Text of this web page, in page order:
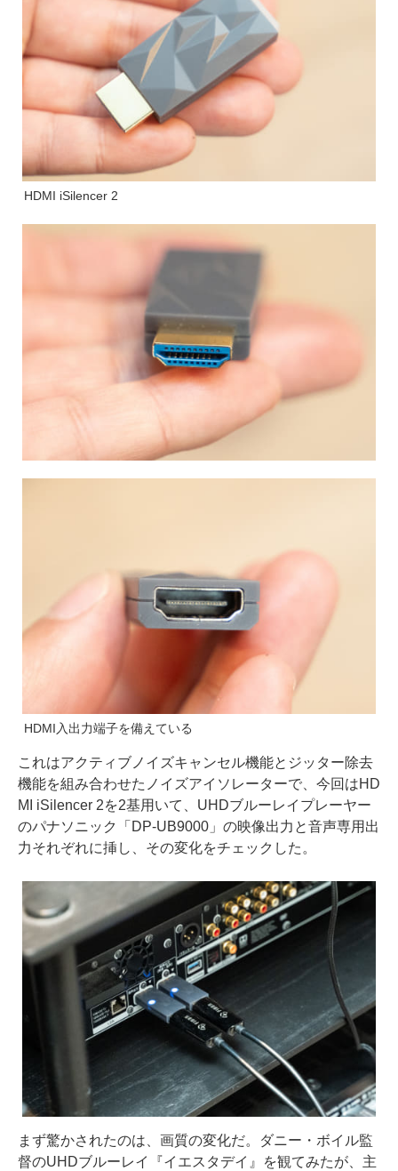
HDMI iSilencer 2
HDMI入出力端子を備えている
これはアクティブノイズキャンセル機能とジッター除去
機能を組み合わせたノイズアイソレーターで、今回はHD
MI iSilencer 2を2基用いて、UHDブルーレイプレーヤー
のパナソニック「DP-UB9000」の映像出力と音声専用出
力それぞれに挿し、その変化をチェックした。
まず驚かされたのは、画質の変化だ。ダニー・ボイル監
督のUHDブルーレイ『イエスタデイ』を観てみたが、主